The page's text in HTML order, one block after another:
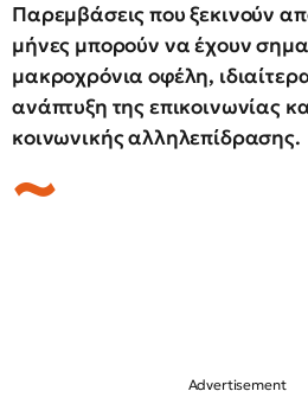
Παρεμβάσεις που ξεκινούν
μήνες μπορούν να έχουν
μακροχρόνια οφέλη,
ανάπτυξη της επικοινωνίας
κοινωνικής αλληλεπίδρασης.